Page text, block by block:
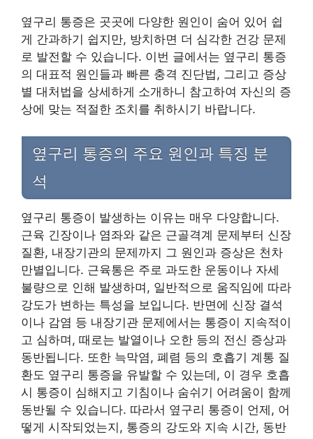
옆구리 통증은 곳곳에 다양한 원인이 숨어 있어 쉽
게 간과하기 쉽지만, 방치하면 더 심각한 건강 문제
로 발전할 수 있습니다. 이번 글에서는 옆구리 통증
의 대표적 원인들과 빠른 충격 진단법, 그리고 증상
별 대처법을 상세하게 소개하니 참고하여 자신의 증
상에 맞는 적절한 조치를 취하시기 바랍니다.
옆구리 통증의 주요 원인과 특징 분
석
옆구리 통증이 발생하는 이유는 매우 다양합니다.
근육 긴장이나 염좌와 같은 근골격계 문제부터 신장
질환, 내장기관의 문제까지 그 원인과 증상은 천차
만별입니다. 근육통은 주로 과도한 운동이나 자세
불량으로 인해 발생하며, 일반적으로 움직임에 따라
강도가 변하는 특성을 보입니다. 반면에 신장 결석
이나 감염 등 내장기관 문제에서는 통증이 지속적이
고 심하며, 때로는 발열이나 오한 등의 전신 증상과
동반됩니다. 또한 늑막염, 폐렴 등의 호흡기 계통 질
환도 옆구리 통증을 유발할 수 있는데, 이 경우 호흡
시 통증이 심해지고 기침이나 숨쉬기 어려움이 함께
동반될 수 있습니다. 따라서 옆구리 통증이 언제, 어
떻게 시작되었는지, 통증의 강도와 지속 시간, 동반